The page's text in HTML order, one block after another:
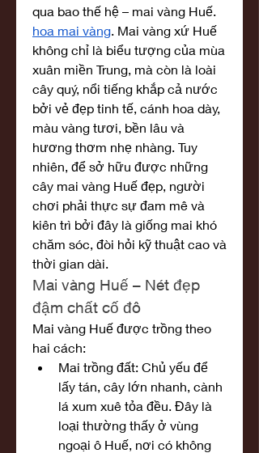
hoa mai vàng. Mai vàng xứ Huế
không chỉ là biểu tượng của mùa
xuân miền Trung, mà còn là loài
cây quý, nổi tiếng khắp cả nước
bởi vẻ đẹp tinh tế, cánh hoa dày,
màu vàng tươi, bền lâu và
hương thơm nhẹ nhàng. Tuy
nhiên, để sở hữu được những
cây mai vàng Huế đẹp, người
chơi phải thực sự đam mê và
kiên trì bởi đây là giống mai khó
chăm sóc, đòi hỏi kỹ thuật cao và
thời gian dài.
Mai vàng Huế – Nét đẹp
đậm chất cố đô
Mai vàng Huế được trồng theo
hai cách:
Mai trồng đất: Chủ yếu để
lấy tán, cây lớn nhanh, cành
lá xum xuê tỏa đều. Đây là
loại thường thấy ở vùng
ngoại ô Huế, nơi có không